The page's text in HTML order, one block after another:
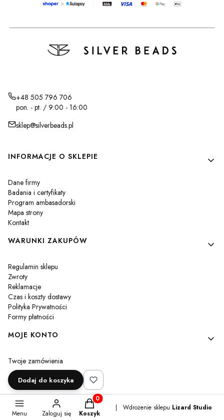
+48 505 796 706
pon. - pt. / 9:00 - 16:00
sklep@silverbeads.pl
Linki w stopce
INFORMACJE O SKLEPIE
Dane firmy
Badania i certyfikaty
Program ambasadorski
Mapa strony
Kontakt
WARUNKI ZAKUPÓW
Regulamin sklepu
Zwroty
Reklamacje
Czas i koszty dostawy
Polityka Prywatności
Formy płatności
MOJE KONTO
Twoje zamówienia
Ustawienia konta
Przechowalnia
Sklep internetowyShoper Premium | Wdrożenie sklepu Lizard Studio
Dodaj do koszyka
Menu Zaloguj się
Produkty w koszyku: 0. Zobacz szczegóły
Koszyk